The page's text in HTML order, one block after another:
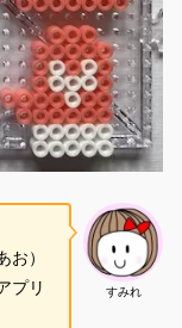
すみれ
お）
プリ